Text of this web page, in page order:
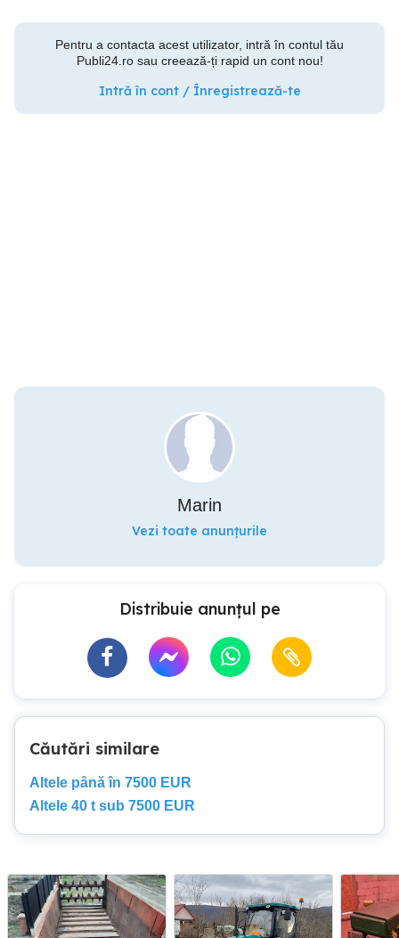
Pentru a contacta acest utilizator, intră în contul tău
Publi24.ro sau creează-ți rapid un cont nou!
Intră în cont / Înregistrează-te
Marin
Vezi toate anunțurile
Distribuie anunțul pe
Căutări similare
Altele până în 7500 EUR
Altele 40 t sub 7500 EUR